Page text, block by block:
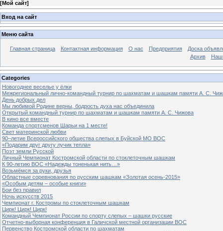
[Мой сайт]
Вход на сайт
Меню сайта
Главная страница Контактная информация О нас Предприятия
Доска
Архив
Categories
Новогоднее веселье у ёлки
Межрегиональный лично-командный турнир по шахматам и шашкам памяти А. С.
День добрых дел
Мы любимой Родине верны, бодрость духа нас объединила
Открытый командный турнир по шахматам и шашкам памяти А. С. Чижова
В кино все вместе
Команда спортсменов Шарьи на 1 месте!
Свет материнской любви
90–летие Всероссийского общества слепых в Буйской МО ВОС
«Подарим друг другу лучик тепла»
Поэт земли Русской
Личный Чемпионат Костромской области по стоклеточным шашкам
К 90-летию ВОС «Надежды тоненькая нить…»
Возьмёмся за руки, друзья
Областные соревнования по русским шашкам «Золотая осень-2015»
«Особым детям – особые книги»
Бои без правил
Ночь искусств 2015
Чемпионат г. Костромы по стоклеточным шашкам
Цирк! Цирк! Цирк!
Командный Чемпионат России по спорту слепых – шашки русские
Отчетно-выборная конференция в Галичской местной организации ВОС
Первенство Костромской области по шахматам